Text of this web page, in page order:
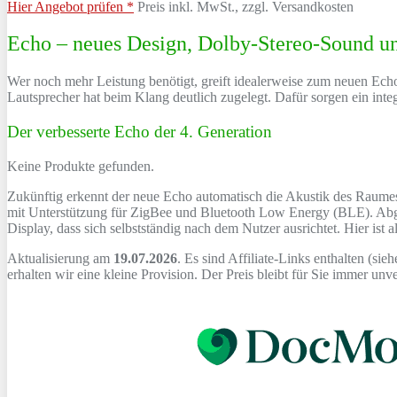
Hier Angebot prüfen * Preis inkl. MwSt., zzgl. Versandkosten
Echo – neues Design, Dolby-Stereo-Sound
Wer noch mehr Leistung benötigt, greift idealerweise zum neuen
Lautsprecher hat beim Klang deutlich zugelegt. Dafür sorgen ein
Der verbesserte Echo der 4. Generation
Keine Produkte gefunden.
Zukünftig erkennt der neue Echo automatisch die Akustik des
mit Unterstützung für ZigBee und Bluetooth Low Energy (BLE).
Display, dass sich selbstständig nach dem Nutzer ausrichtet. Hier ist
Aktualisierung am 19.07.2026. Es sind Affiliate-Links enthalten
erhalten wir eine kleine Provision. Der Preis bleibt für Sie immer